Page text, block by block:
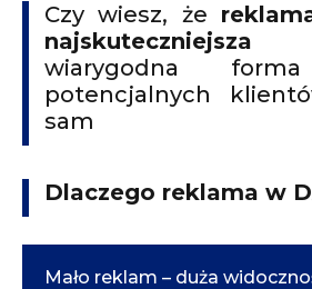
Czy wiesz, że
najskuteczniejsza i
wiarygodna
potencjalnych
sam
Dlaczego reklama w
Mało reklam – duża